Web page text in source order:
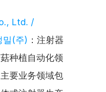
Ltd. /
밀(주) ：注射器
种植自动化领
要业务领域包